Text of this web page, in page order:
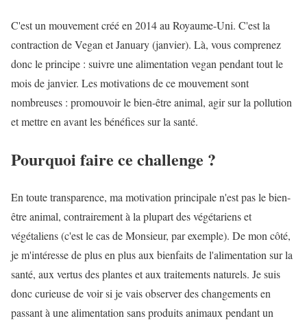
C'est un mouvement créé en 2014 au Royaume-Uni. C'est la
contraction de Vegan et January (janvier). Là, vous comprenez
donc le principe : suivre une alimentation vegan pendant tout le
mois de janvier. Les motivations de ce mouvement sont
nombreuses : promouvoir le bien-être animal, agir sur la pollution
et mettre en avant les bénéfices sur la santé.
Pourquoi faire ce challenge ?
En toute transparence, ma motivation principale n'est pas le bien-
être animal, contrairement à la plupart des végétariens et
végétaliens (c'est le cas de Monsieur, par exemple). De mon côté,
je m'intéresse de plus en plus aux bienfaits de l'alimentation sur la
santé, aux vertus des plantes et aux traitements naturels. Je suis
donc curieuse de voir si je vais observer des changements en
passant à une alimentation sans produits animaux pendant un